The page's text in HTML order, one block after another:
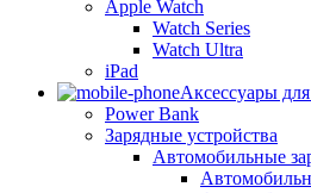
Apple Watch
Watch Series
Watch Ultra
iPad
Аксессуары
Power Bank
Зарядные устройства
Автомобильные